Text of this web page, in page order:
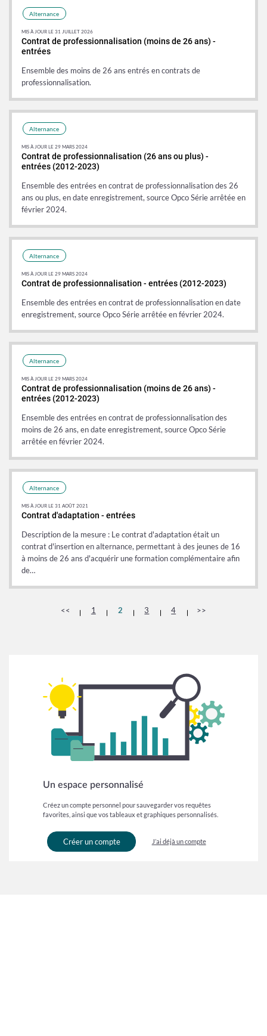
Contrat de professionnalisation (moins de 26 ans) -
entrées
Ensemble des moins de 26 ans entrés en contrats de
professionnalisation.
Alternance
MIS À JOUR LE 31 JUILLET 2026
Contrat de professionnalisation (26 ans ou plus) -
entrées (2012-2023)
Ensemble des entrées en contrat de professionnalisation des 26
ans ou plus, en date enregistrement, source Opco Série arrêtée en
février 2024.
Alternance
MIS À JOUR LE 29 MARS 2024
Contrat de professionnalisation - entrées (2012-2023)
Ensemble des entrées en contrat de professionnalisation en date
enregistrement, source Opco Série arrêtée en février 2024.
Alternance
MIS À JOUR LE 29 MARS 2024
Contrat de professionnalisation (moins de 26 ans) -
entrées (2012-2023)
Ensemble des entrées en contrat de professionnalisation des
moins de 26 ans, en date enregistrement, source Opco Série
arrêtée en février 2024.
Alternance
MIS À JOUR LE 29 MARS 2024
Contrat d'adaptation - entrées
Description de la mesure : Le contrat d'adaptation était un
contrat d'insertion en alternance, permettant à des jeunes de 16
à moins de 26 ans d'acquérir une formation complémentaire afin
de…
Alternance
MIS À JOUR LE 31 AOÛT 2021
<< 1 2 3 4 >>
Un espace personnalisé
Créez un compte personnel pour sauvegarder vos requêtes
favorites, ainsi que vos tableaux et graphiques personnalisés.
Créer un compte J’ai déjà un compte